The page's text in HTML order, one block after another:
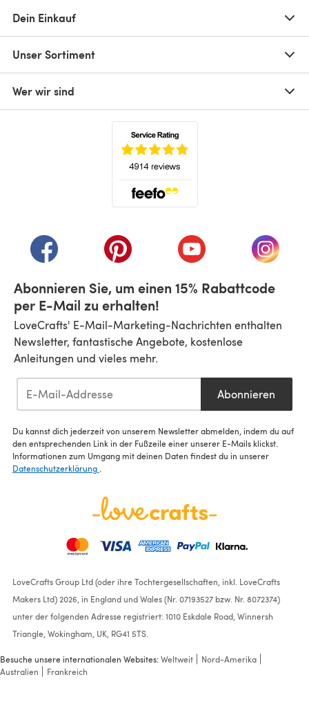
Dein Einkauf
Unser Sortiment
Wer wir sind
(öffnet sich in einem neuen Tab)
(öffnet sich in einem neuen Tab)
(öffnet sich in einem
(öffnet
Abonnieren Sie, um einen 15% Rabattcode
per E-Mail zu erhalten!
LoveCrafts' E-Mail-Marketing-Nachrichten enthalten
Newsletter, fantastische Angebote, kostenlose
Anleitungen und vieles mehr.
Abonnieren
Du kannst dich jederzeit von unserem Newsletter abmelden, indem du auf
den entsprechenden Link in der Fußzeile einer unserer E-Mails klickst.
Informationen zum Umgang mit deinen Daten findest du in unserer
Datenschutzerklärung
LoveCrafts Group Ltd (oder ihre Tochtergesellschaften, inkl. LoveCrafts
Makers Ltd) 2026, in England und Wales (Nr. 07193527 bzw. Nr. 8072374)
unter der folgenden Adresse registriert: 1010 Eskdale Road, Winnersh
Triangle, Wokingham, UK, RG41 5TS.
Besuche unsere internationalen Websites:Weltweit
Nord-Amerika
Australien
Frankreich